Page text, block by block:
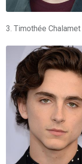
3. Timothée Chalamet